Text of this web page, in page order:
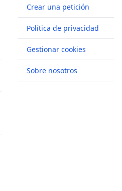
Crear una petición
Política de privacidad
Gestionar cookies
Sobre nosotros